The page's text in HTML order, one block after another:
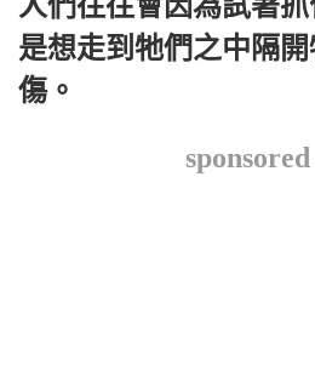
人們往往會因為試著
是想走到牠們之中隔
傷。
sponsored